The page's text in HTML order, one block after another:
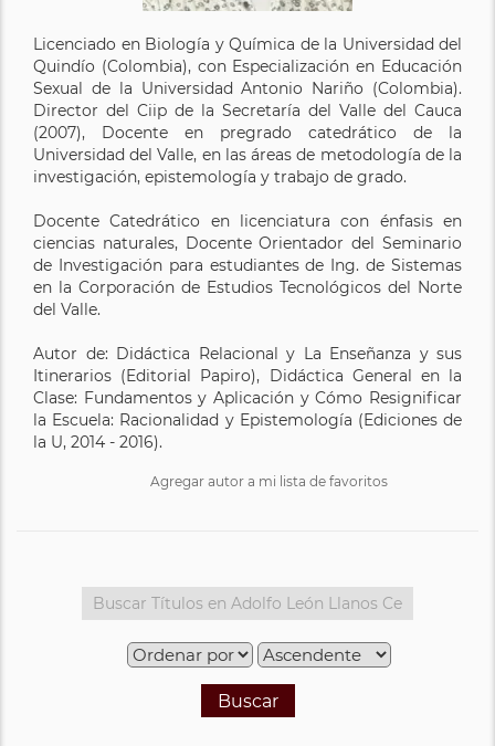
Licenciado en Biología y Química de la Universidad del
Quindío (Colombia), con Especialización en Educación
Sexual de la Universidad Antonio Nariño (Colombia).
Director del Ciip de la Secretaría del Valle del Cauca
(2007), Docente en pregrado catedrático de la
Universidad del Valle, en las áreas de metodología de la
investigación, epistemología y trabajo de grado.
Docente Catedrático en licenciatura con énfasis en
ciencias naturales, Docente Orientador del Seminario
de Investigación para estudiantes de Ing. de Sistemas
en la Corporación de Estudios Tecnológicos del Norte
del Valle.
Autor de: Didáctica Relacional y La Enseñanza y sus
Itinerarios (Editorial Papiro), Didáctica General en la
Clase: Fundamentos y Aplicación y Cómo Resignificar
la Escuela: Racionalidad y Epistemología (Ediciones de
la U, 2014 - 2016).
Agregar autor a mi lista de favoritos
Buscar